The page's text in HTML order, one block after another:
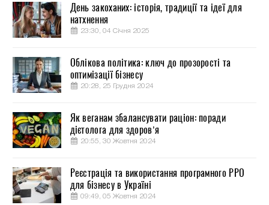
День закоханих: історія, традиції та ідеї для
натхнення
23:30, 04 Січня 2025
Облікова політика: ключ до прозорості та
оптимізації бізнесу
20:28, 25 Грудня 2024
Як веганам збалансувати раціон: поради
дієтолога для здоров’я
20:55, 30 Жовтня 2024
Реєстрація та використання програмного РРО
для бізнесу в Україні
09:49, 05 Жовтня 2024